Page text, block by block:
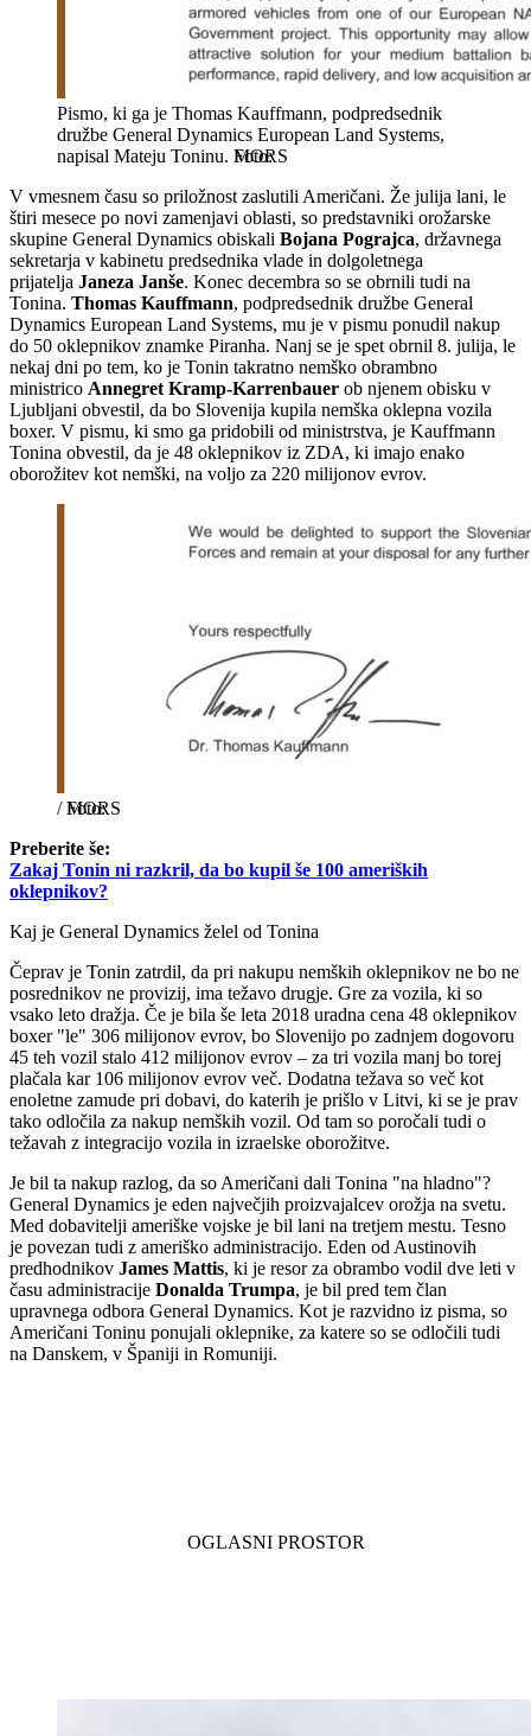
Pismo, ki ga je Thomas Kauffmann, podpredsednik
družbe General Dynamics European Land Systems,
napisal Mateju Toninu. MORS
V vmesnem času so priložnost zaslutili Američani. Že julija lani, le
štiri mesece po novi zamenjavi oblasti, so predstavniki orožarske
skupine General Dynamics obiskali Bojana Pograjca, državnega
sekretarja v kabinetu predsednika vlade in dolgoletnega
prijatelja Janeza Janše. Konec decembra so se obrnili tudi na
Tonina. Thomas Kauffmann, podpredsednik družbe General
Dynamics European Land Systems, mu je v pismu ponudil nakup
do 50 oklepnikov znamke Piranha. Nanj se je spet obrnil 8. julija, le
nekaj dni po tem, ko je Tonin takratno nemško obrambno
ministrico Annegret Kramp-Karrenbauer ob njenem obisku v
Ljubljani obvestil, da bo Slovenija kupila nemška oklepna vozila
boxer. V pismu, ki smo ga pridobili od ministrstva, je Kauffmann
Tonina obvestil, da je 48 oklepnikov iz ZDA, ki imajo enako
oborožitev kot nemški, na voljo za 220 milijonov evrov.
/MORS
Preberite še:
Zakaj Tonin ni razkril, da bo kupil še 100 ameriških
oklepnikov?
Kaj je General Dynamics želel od Tonina
Čeprav je Tonin zatrdil, da pri nakupu nemških oklepnikov ne bo ne
posrednikov ne provizij, ima težavo drugje. Gre za vozila, ki so
vsako leto dražja. Če je bila še leta 2018 uradna cena 48 oklepnikov
boxer "le" 306 milijonov evrov, bo Slovenijo po zadnjem dogovoru
45 teh vozil stalo 412 milijonov evrov – za tri vozila manj bo torej
plačala kar 106 milijonov evrov več. Dodatna težava so več kot
enoletne zamude pri dobavi, do katerih je prišlo v Litvi, ki se je prav
tako odločila za nakup nemških vozil. Od tam so poročali tudi o
težavah z integracijo vozila in izraelske oborožitve.
Je bil ta nakup razlog, da so Američani dali Tonina "na hladno"?
General Dynamics je eden največjih proizvajalcev orožja na svetu.
Med dobavitelji ameriške vojske je bil lani na tretjem mestu. Tesno
je povezan tudi z ameriško administracijo. Eden od Austinovih
predhodnikov James Mattis, ki je resor za obrambo vodil dve leti v
času administracije Donalda Trumpa, je bil pred tem član
upravnega odbora General Dynamics. Kot je razvidno iz pisma, so
Američani Toninu ponujali oklepnike, za katere so se odločili tudi
na Danskem, v Španiji in Romuniji.